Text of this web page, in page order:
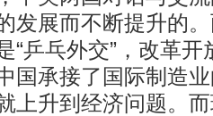
发展而不断提升的
“乒乓外交”，改革
国承接了国际制造
上升到经济问题。